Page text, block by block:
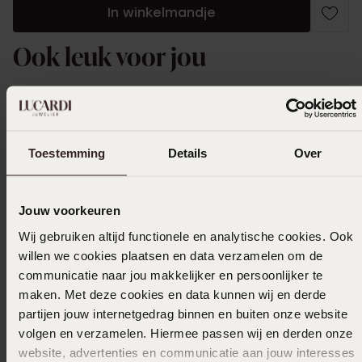
Toestemming Details Over
Jouw voorkeuren
Wij gebruiken altijd functionele en analytische cookies. Ook
willen we cookies plaatsen en data verzamelen om de
communicatie naar jou makkelijker en persoonlijker te
maken. Met deze cookies en data kunnen wij en derde
partijen jouw internetgedrag binnen en buiten onze website
volgen en verzamelen. Hiermee passen wij en derden onze
website, advertenties en communicatie aan jouw interesses
In winkelmandje
Ook leuk voor jou